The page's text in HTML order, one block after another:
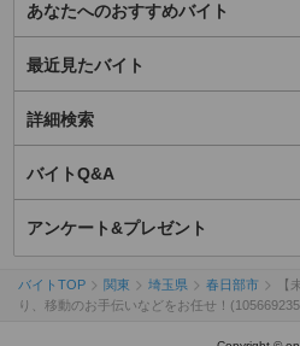
あなたへのおすすめバイト
最近見たバイト
詳細検索
バイトQ&A
アンケート&プレゼント
バイトTOP 関東 埼玉県 春日部市
【
り、移動のお手伝いなどをお任せ！(105669235